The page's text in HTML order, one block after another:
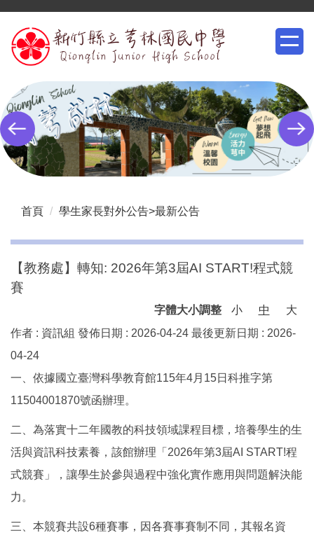
到
主
內
容
區
首頁 學生家長對外公告>最新公告
【教務處】轉知: 2026年第3屆AI START!程式競
賽
字體大小調整 小 中
大
作者 : 資訊組 發佈日期 : 2026-04-24 最後更新日期 : 2026-
04-24
一、依據國立臺灣科學教育館115年4月15日科推字第
11504001870號函辦理。
二、為落實十二年國教的科技領域課程目標，培養學生的生
活與資訊科技素養，該館辦理「2026年第3屆AI START!程
式競賽」，讓學生於參與過程中強化實作應用與問題解決能
力。
三、本競賽共設6種賽事，因各賽事賽制不同，其報名資